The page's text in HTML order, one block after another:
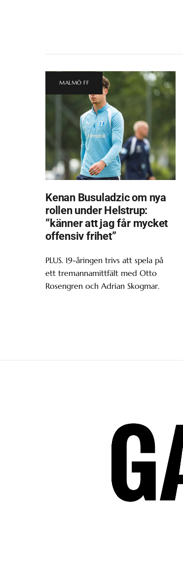
MALMÖ FF
Kenan Busuladzic om nya
rollen under Helstrup:
”känner att jag får mycket
offensiv frihet”
PLUS. 19-åringen trivs att spela på
ett tremannamittfält med Otto
Rosengren och Adrian Skogmar.